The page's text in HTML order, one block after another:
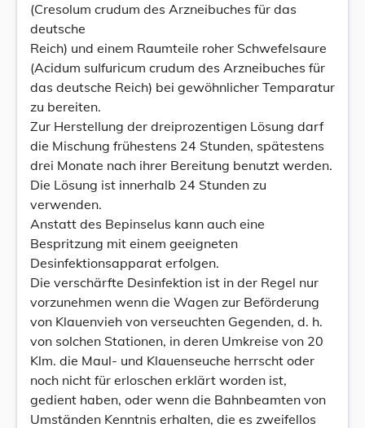
(Cresolum crudum des Arzneibuches für das
deutsche
Reich) und einem Raumteile roher Schwefelsaure
(Acidum suIfuricum crudum des Arzneibuches für
das deutsche Reich) bei gewöhnlicher Temparatur
zu bereiten.
Zur Herstellung der dreiprozentigen Lösung darf
die Mischung frühestens 24 Stunden, spätestens
drei Monate nach ihrer Bereitung benutzt werden.
Die Lösung ist innerhalb 24 Stunden zu
verwenden.
Anstatt des Bepinselus kann auch eine
Bespritzung mit einem geeigneten
Desinfektionsapparat erfolgen.
Die verschärfte Desinfektion ist in der Regel nur
vorzunehmen wenn die Wagen zur Beförderung
von Klauenvieh von verseuchten Gegenden, d. h.
von solchen Stationen, in deren Umkreise von 20
Klm. die Maul- und Klauenseuche herrscht oder
noch nicht für erloschen erklärt worden ist,
gedient haben, oder wenn die Bahnbeamten von
Umständen Kenntnis erhalten, die es zweifellos